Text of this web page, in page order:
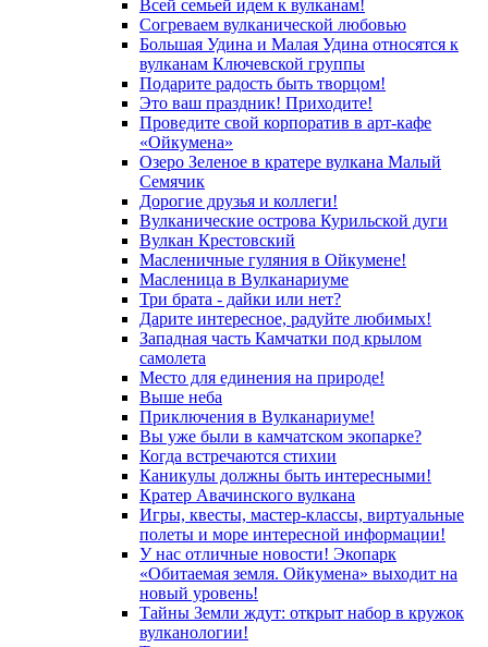
Всей семьей идем к вулканам!
Согреваем вулканической любовью
Большая Удина и Малая Удина относятся к
вулканам Ключевской группы
Подарите радость быть творцом!
Это ваш праздник! Приходите!
Проведите свой корпоратив в арт-кафе
«Ойкумена»
Озеро Зеленое в кратере вулкана Малый
Семячик
Дорогие друзья и коллеги!
Вулканические острова Курильской дуги
Вулкан Крестовский
Масленичные гуляния в Ойкумене!
Масленица в Вулканариуме
Три брата - дайки или нет?
Дарите интересное, радуйте любимых!
Западная часть Камчатки под крылом
самолета
Место для единения на природе!
Выше неба
Приключения в Вулканариуме!
Вы уже были в камчатском экопарке?
Когда встречаются стихии
Каникулы должны быть интересными!
Кратер Авачинского вулкана
Игры, квесты, мастер-классы, виртуальные
полеты и море интересной информации!
У нас отличные новости! Экопарк
«Обитаемая земля. Ойкумена» выходит на
новый уровень!
Тайны Земли ждут: открыт набор в кружок
вулканологии!